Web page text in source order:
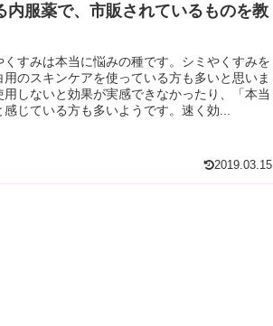
内服薬で、市販されているものを教
すみは本当に悩みの種です。シミやくすみを
のスキンケアを使っている方も多いと思いま
しないと効果が実感できなかったり、「本当
じている方も多いようです。速く効...
2019.03.15